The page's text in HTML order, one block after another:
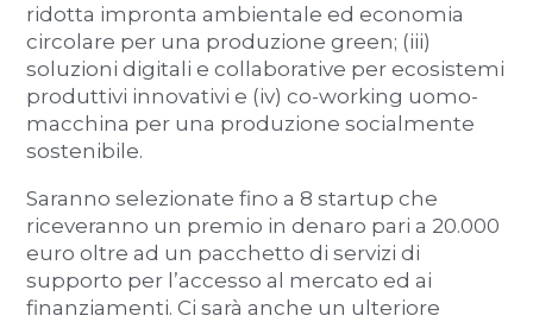
ridotta impronta ambientale ed economia
circolare per una produzione green; (iii)
soluzioni digitali e collaborative per ecosistemi
produttivi innovativi e (iv) co-working uomo-
macchina per una produzione socialmente
sostenibile.
Saranno selezionate fino a 8 startup che
riceveranno un premio in denaro pari a 20.000
euro oltre ad un pacchetto di servizi di
supporto per l’accesso al mercato ed ai
finanziamenti. Ci sarà anche un ulteriore